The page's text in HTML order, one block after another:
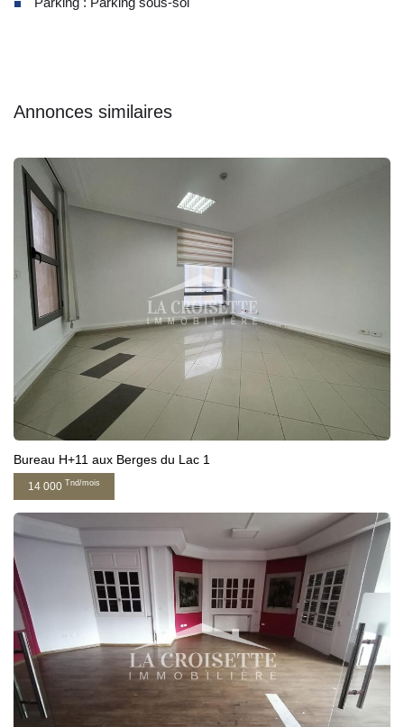
Annonces similaires
Bureau H+11 aux Berges du Lac 1
14 000 Tnd/mois